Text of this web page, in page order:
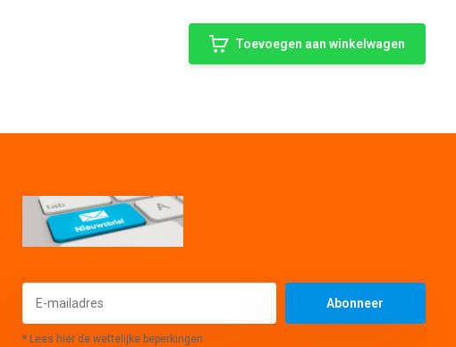
Toevoegen aan winkelwagen
Abonneer
* Lees hier de wettelijke beperkingen